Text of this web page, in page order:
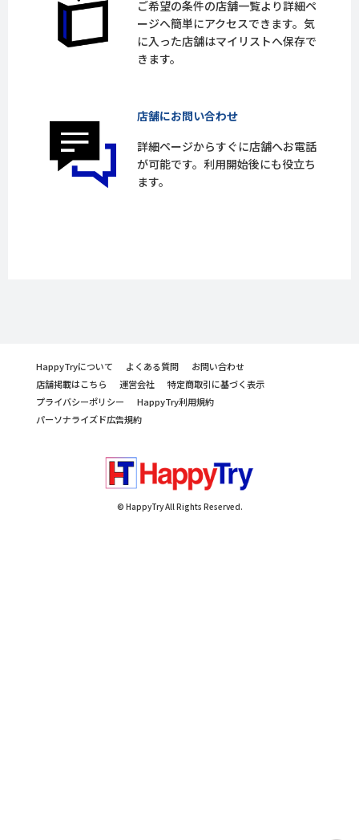
ご希望の条件の店舗一覧より詳細ペ
ージへ簡単にアクセスできます。気
に入った店舗はマイリストへ保存で
きます。
店舗にお問い合わせ
詳細ページからすぐに店舗へお電話
が可能です。利用開始後にも役立ち
ます。
HappyTryについて よくある質問
お問い合わせ
店舗掲載はこちら
運営会社
特定商取引に基づく表示
プライバシーポリシー
HappyTry利用規約
パーソナライズド広告規約
© HappyTry All Rights Reserved.